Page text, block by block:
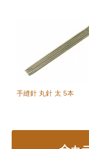
手縫針 丸針 太 5本